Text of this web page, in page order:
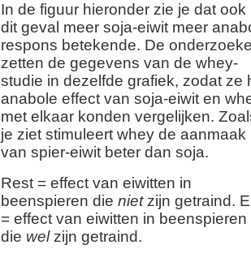
In de figuur hieronder zie je dat ook
dit geval meer soja-eiwit meer
respons betekende. De
zetten de gegevens van de whey-
studie in dezelfde grafiek, zodat ze
anabole effect van soja-eiwit en
met elkaar konden vergelijken.
je ziet stimuleert whey de aanmaak
van spier-eiwit beter dan soja.
Rest = effect van eiwitten in
beenspieren die nietzijn getraind.
= effect van eiwitten in beenspieren
die welzijn getraind.